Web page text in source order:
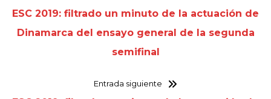
ESC 2019: filtrado un minuto de la actuación de
Dinamarca del ensayo general de la segunda
semifinal
Entrada siguiente